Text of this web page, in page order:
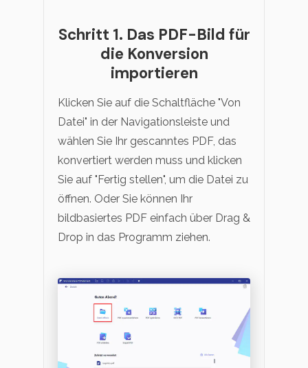
Schritt 1. Das PDF-Bild für
die Konversion
importieren
Klicken Sie auf die Schaltfläche "Von
Datei" in der Navigationsleiste und
wählen Sie Ihr gescanntes PDF, das
konvertiert werden muss und klicken
Sie auf "Fertig stellen", um die Datei zu
öffnen. Oder Sie können Ihr
bildbasiertes PDF einfach über Drag &
Drop in das Programm ziehen.